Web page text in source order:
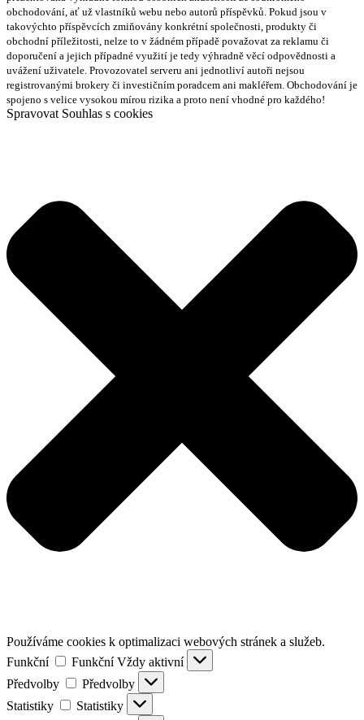
obchodování, ať už vlastníků webu nebo autorů příspěvků. Pokud jsou v
takovýchto příspěvcích zmiňovány konkrétní společnosti, produkty či
obchodní příležitosti, nelze to v žádném případě považovat za reklamu či
doporučení a jejich případné využití je tedy výhradně věcí odpovědnosti a
uvážení uživatele. Provozovatel serveru ani jednotliví autoři nejsou
registrovanými brokery či investičním poradcem ani makléřem. Obchodování je
spojeno s velice vysokou mírou rizika a proto není vhodné pro každého!
Spravovat Souhlas s cookies
Používáme cookies k optimalizaci webových stránek a služeb.
Funkční
Funkční Vždy aktivní
Předvolby
Předvolby
Statistiky
Statistiky